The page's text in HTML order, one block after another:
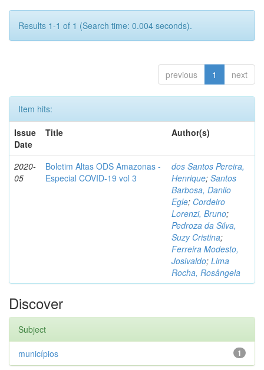
Results 1-1 of 1 (Search time: 0.004 seconds).
previous 1 next
Item hits:
Issue
Date
Title Author(s)
2020-
05
Boletim Altas ODS Amazonas -
Especial COVID-19 vol 3
dos Santos Pereira,
Henrique; Santos
Barbosa, Danilo
Egle; Cordeiro
Lorenzi, Bruno;
Pedroza da Silva,
Suzy Cristina;
Ferreira Modesto,
Josivaldo; Lima
Rocha, Rosângela
Discover
Subject
1
municípios